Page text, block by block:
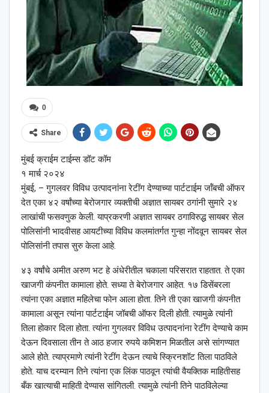
0
Share
मुंबई क्राईम टाईम्स डॉट कॉम
१ मार्च २०२४
मुंबई, – गुगलवर विविध उत्पादनांना रेटींग देण्याच्या पार्टटाईम जॉंबची ऑफर
देत एका ४२ वर्षांच्या बेरोजगार व्यक्तीची अज्ञात सायबर ठगांनी सुमारे २४
लाखांची फसवणुक केली. याप्रकरणी अज्ञात सायबर ठगाविरुद्ध सायबर सेल
पोलिसांनी भादवीसह आयटीच्या विविध कलमांतर्गत गुन्हा नोंदवून सायबर सेल
पोलिसांनी तपास सुरु केला आहे.
४३ वर्षांचे अमीत अरुण भट हे अंधेरीतील चकाला परिसरात राहतात. ते एका
खाजगी कंपनीत कामाला होते. सध्या ते बेरोजगार आहेत. १७ डिसेंबरला
त्यांना एका अज्ञात महिलेचा फोन आला होता. तिने ती एका खाजगी कंपनीत
कामाला असून त्यांना पार्टटाईम जॉबची ऑफर दिली होती. त्यामुळे त्यांनी
तिला होकार दिला होता. त्यांना गुगलवर विविध उत्पादनांना रेटींग देण्याचे काम
देऊन दिवसाला तीन ते आठ हजार रुपये कमिशन मिळतील असे सांगण्यात
आले होते. त्याप्रमाणे त्यांनी रेटींग देऊन त्याचे स्क्रिनशॉट तिला पाठविले
होते. याच दरम्यान तिने त्यांना एक लिंक पाठवून त्यांची वैयक्तिक माहितीसह
बँक खात्याची माहिती देण्यास सांगितली. त्यामुळे त्यांनी तिने पाठविलेल्या